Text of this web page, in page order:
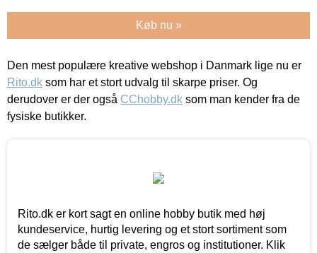
Køb nu »
Den mest populære kreative webshop i Danmark lige nu er
Rito.dk som har et stort udvalg til skarpe priser. Og
derudover er der også CChobby.dk som man kender fra de
fysiske butikker.
Rito.dk er kort sagt en online hobby butik med høj
kundeservice, hurtig levering og et stort sortiment som
de sælger både til private, engros og institutioner. Klik